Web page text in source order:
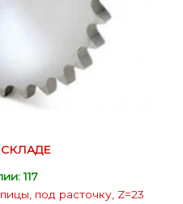
117
под расточку, Z=23